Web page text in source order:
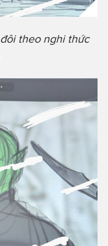
theo nghi thức